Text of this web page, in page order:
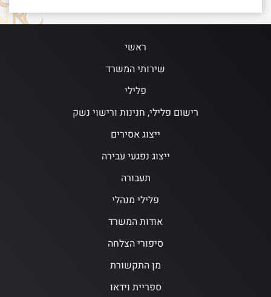
ראשי
שירותי המשרד
פלילי
רישום פלילי, חנינות ורישוי נשק
ייצוג אסירים
ייצוג נפגעי עבירה
תעבורה
פלילי מנהלי
אודות המשרד
סיפורי הצלחה
מן התקשורת
ספריית וידאו